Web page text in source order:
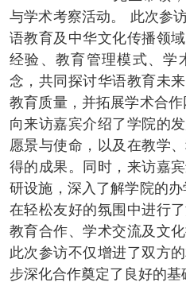
与学术考察活动。 此次参
语教育及中华文化传播领
经验、教育管理模式、学
念，共同探讨华语教育未
教育质量，并拓展学术合
向来访嘉宾介绍了学院的
愿景与使命，以及在教学
得的成果。同时，来访嘉
研设施，深入了解学院的
在轻松友好的氛围中进行
教育合作、学术交流及文
此次参访不仅增进了双方
步深化合作奠定了良好的基